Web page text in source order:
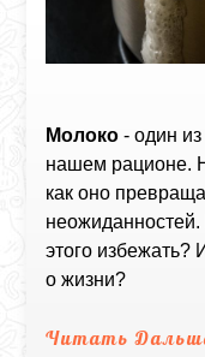
Молоко - один
нашем рационе.
как оно
этого избежать?
о жизни?
Читать